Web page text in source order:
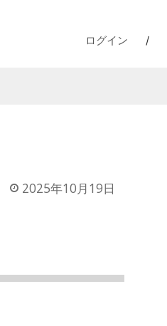
ログイン /
2025年10月19日